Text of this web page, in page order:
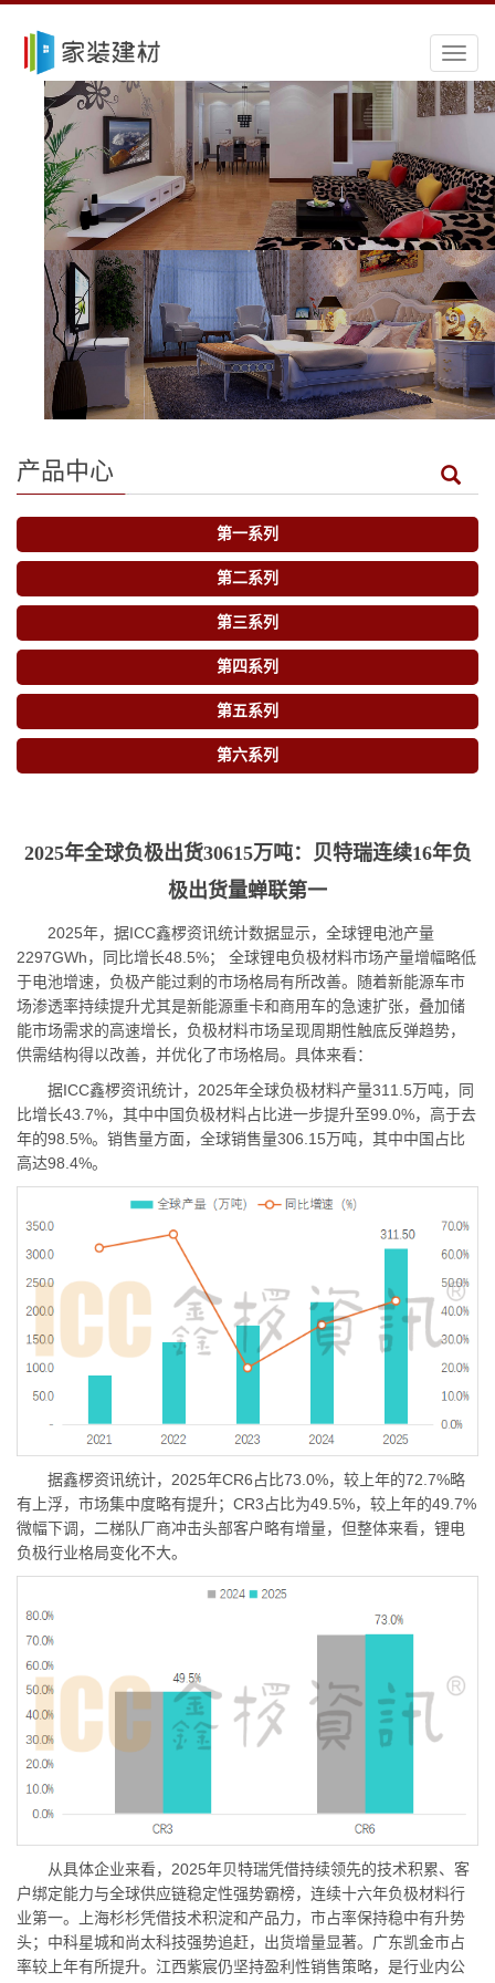
导
航
菜
产品中心
第一系列
第二系列
第三系列
第四系列
第五系列
第六系列
2025年全球负极出货30615万吨：贝特瑞连续16年负
极出货量蝉联第一
2025年，据ICC鑫椤资讯统计数据显示，全球锂电池产量
2297GWh，同比增长48.5%； 全球锂电负极材料市场产量增幅略低
于电池增速，负极产能过剩的市场格局有所改善。随着新能源车市
场渗透率持续提升尤其是新能源重卡和商用车的急速扩张，叠加储
能市场需求的高速增长，负极材料市场呈现周期性触底反弹趋势，
供需结构得以改善，并优化了市场格局。具体来看：
据ICC鑫椤资讯统计，2025年全球负极材料产量311.5万吨，同
比增长43.7%，其中中国负极材料占比进一步提升至99.0%，高于去
年的98.5%。销售量方面，全球销售量306.15万吨，其中中国占比
高达98.4%。
据鑫椤资讯统计，2025年CR6占比73.0%，较上年的72.7%略
有上浮，市场集中度略有提升；CR3占比为49.5%，较上年的49.7%
微幅下调，二梯队厂商冲击头部客户略有增量，但整体来看，锂电
负极行业格局变化不大。
从具体企业来看，2025年贝特瑞凭借持续领先的技术积累、客
户绑定能力与全球供应链稳定性强势霸榜，连续十六年负极材料行
业第一。上海杉杉凭借技术积淀和产品力，市占率保持稳中有升势
头；中科星城和尚太科技强势追赶，出货增量显著。广东凯金市占
率较上年有所提升。江西紫宸仍坚持盈利性销售策略，是行业内公